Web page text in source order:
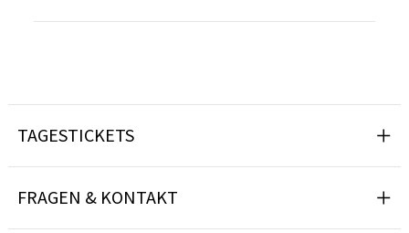
TAGESTICKETS
FRAGEN & KONTAKT